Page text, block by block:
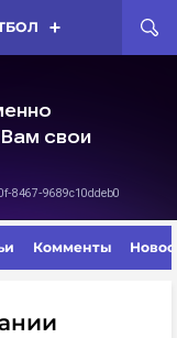
Комменты